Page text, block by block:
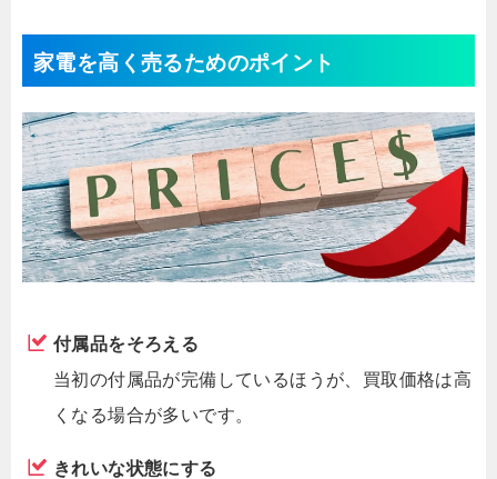
家電を高く売るためのポイント
付属品をそろえる
当初の付属品が完備しているほうが、買取価格は高
くなる場合が多いです。
きれいな状態にする